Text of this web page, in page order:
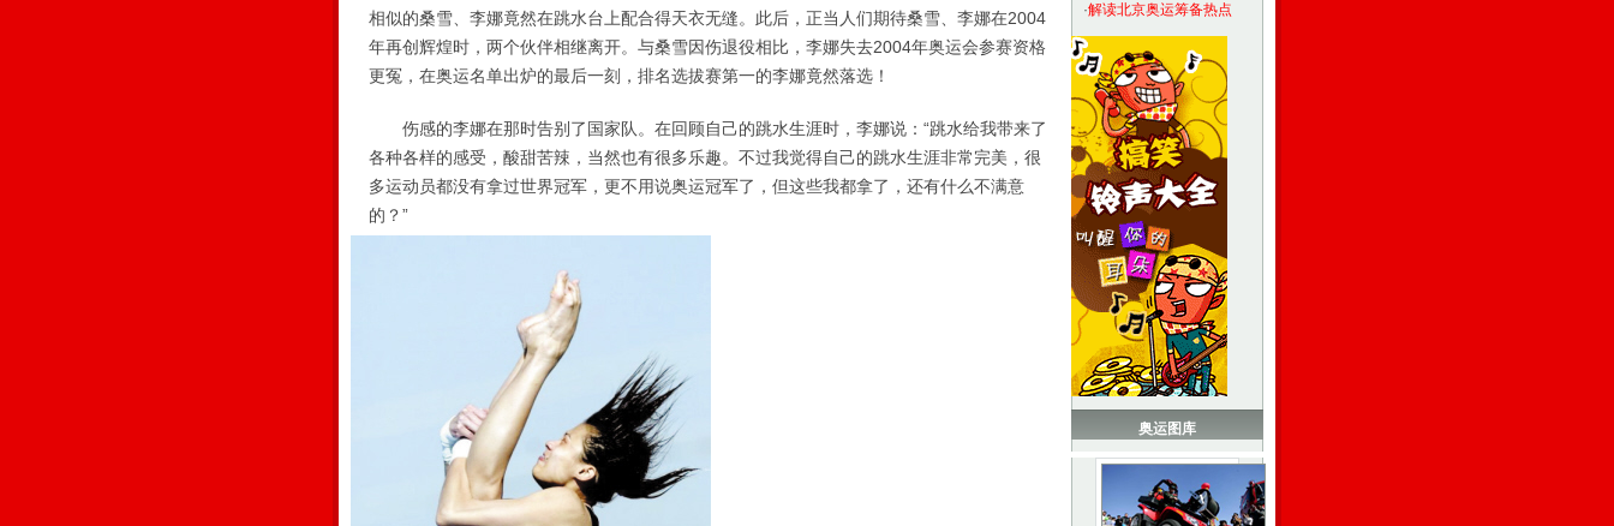
相似的桑雪、李娜竟然在跳水台上配合得天衣无缝。此后，正当人们期待桑雪、李娜在2004
年再创辉煌时，两个伙伴相继离开。与桑雪因伤退役相比，李娜失去2004年奥运会参赛资格
更冤，在奥运名单出炉的最后一刻，排名选拔赛第一的李娜竟然落选！
伤感的李娜在那时告别了国家队。在回顾自己的跳水生涯时，李娜说：“跳水给我带来了
各种各样的感受，酸甜苦辣，当然也有很多乐趣。不过我觉得自己的跳水生涯非常完美，很
多运动员都没有拿过世界冠军，更不用说奥运冠军了，但这些我都拿了，还有什么不满意
的？”
·解读北京奥运筹备热点
奥运图库